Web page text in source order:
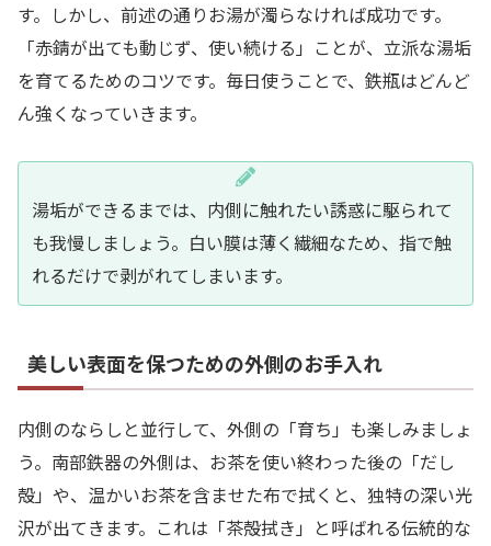
す。しかし、前述の通りお湯が濁らなければ成功です。
「赤錆が出ても動じず、使い続ける」ことが、立派な湯垢
を育てるためのコツです。毎日使うことで、鉄瓶はどんど
ん強くなっていきます。
湯垢ができるまでは、内側に触れたい誘惑に駆られて
も我慢しましょう。白い膜は薄く繊細なため、指で触
れるだけで剥がれてしまいます。
美しい表面を保つための外側のお手入れ
内側のならしと並行して、外側の「育ち」も楽しみましょ
う。南部鉄器の外側は、お茶を使い終わった後の「だし
殻」や、温かいお茶を含ませた布で拭くと、独特の深い光
沢が出てきます。これは「茶殻拭き」と呼ばれる伝統的な